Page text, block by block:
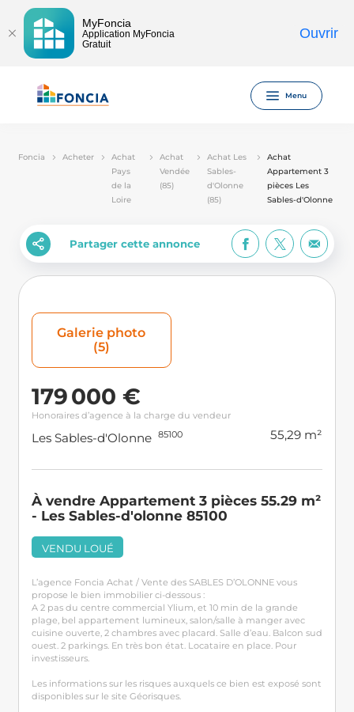
MyFoncia
Application MyFoncia
Gratuit
Ouvrir
Menu
Foncia Acheter
Achat
Pays
de la
Loire
Achat
Vendée
(85)
Achat Les
Sables-
d'Olonne
(85)
Achat
Appartement 3
pièces Les
Sables-d'Olonne
Partager cette annonce
Galerie photo
(5)
À vendre Appartement 3 pièces 55.29 m²
- Les Sables-d'olonne 85100
VENDU LOUÉ
L’agence Foncia Achat / Vente des SABLES D’OLONNE vous
propose le bien immobilier ci-dessous :
A 2 pas du centre commercial Ylium, et 10 min de la grande
plage, bel appartement lumineux, salon/salle à manger avec
cuisine ouverte, 2 chambres avec placard. Salle d’eau. Balcon sud
ouest. 2 parkings. En très bon état. Locataire en place. Pour
investisseurs.
Les informations sur les risques auxquels ce bien est exposé sont
disponibles sur le site Géorisques.
179 000 €
Honoraires d’agence à la charge du vendeur
Les Sables-d'Olonne 85100 55,29 m²